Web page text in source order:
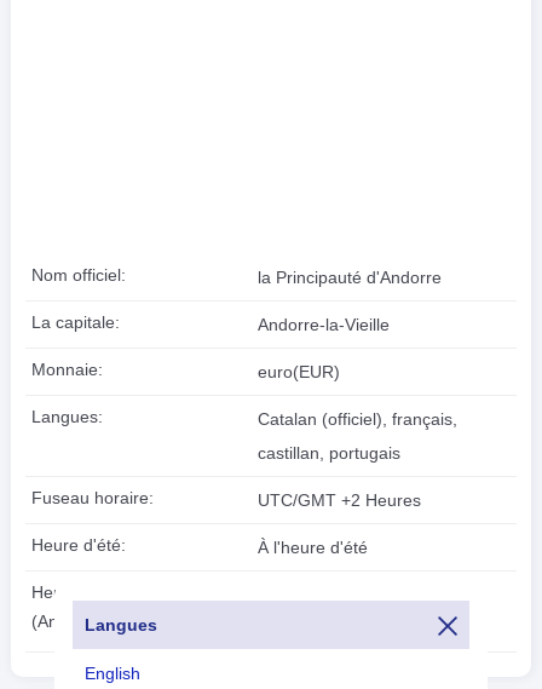
Langues
English
Nom officiel: la Principauté d'Andorre
La capitale: Andorre-la-Vieille
Monnaie: euro(EUR)
Langues:
Catalan (officiel), français,
castillan, portugais
Fuseau horaire: UTC/GMT +2 Heures
Heure d'été: À l'heure d'été
Heure locale:
(Andorre-la-Vieille)
2026-08-10